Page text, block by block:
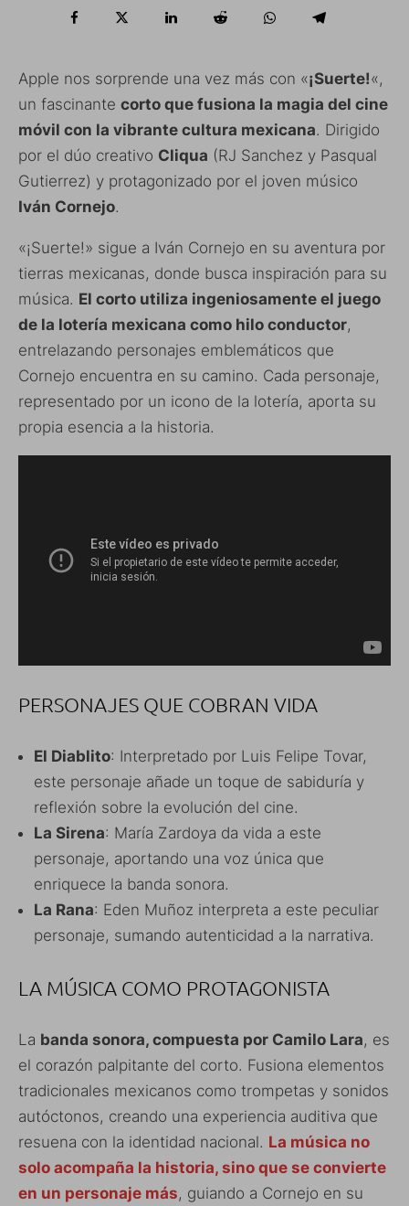
Apple nos sorprende una vez más con «¡Suerte!«,
un fascinante corto que fusiona la magia del cine
móvil con la vibrante cultura mexicana. Dirigido
por el dúo creativo Cliqua (RJ Sanchez y Pasqual
Gutierrez) y protagonizado por el joven músico
Iván Cornejo.
«¡Suerte!» sigue a Iván Cornejo en su aventura por
tierras mexicanas, donde busca inspiración para su
música. El corto utiliza ingeniosamente el juego
de la lotería mexicana como hilo conductor,
entrelazando personajes emblemáticos que
Cornejo encuentra en su camino. Cada personaje,
representado por un icono de la lotería, aporta su
propia esencia a la historia.
PERSONAJES QUE COBRAN VIDA
El Diablito: Interpretado por Luis Felipe Tovar,
este personaje añade un toque de sabiduría y
reflexión sobre la evolución del cine.
La Sirena: María Zardoya da vida a este
personaje, aportando una voz única que
enriquece la banda sonora.
La Rana: Eden Muñoz interpreta a este peculiar
personaje, sumando autenticidad a la narrativa.
LA MÚSICA COMO PROTAGONISTA
La banda sonora, compuesta por Camilo Lara, es
el corazón palpitante del corto. Fusiona elementos
tradicionales mexicanos como trompetas y sonidos
autóctonos, creando una experiencia auditiva que
resuena con la identidad nacional. La música no
solo acompaña la historia, sino que se convierte
en un personaje más, guiando a Cornejo en su